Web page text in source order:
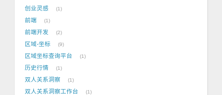
创业灵感 1
前端 1
前端开发 2
区域-坐标 9
区域坐标查询平台 1
历史行情 1
双人关系洞察 1
双人关系洞察工作台 1